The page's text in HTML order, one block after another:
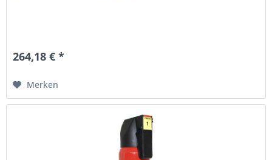
264,18 € *
Merken